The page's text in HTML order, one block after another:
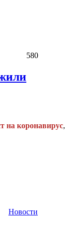
580
на коронавирус,
Новости